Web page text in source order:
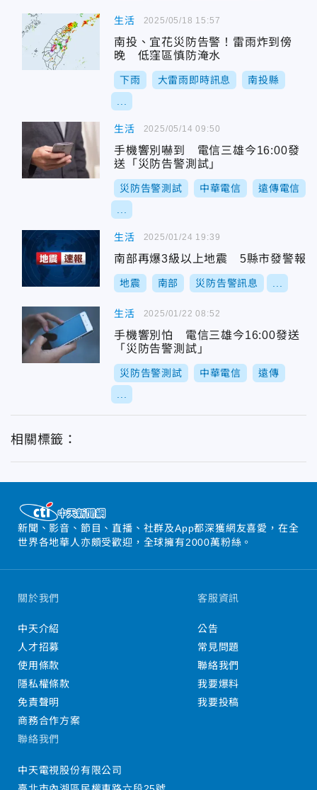
生活
南投、宜花災防告警！雷雨炸到傍
晚 低窪區慎防淹水
下雨 大雷雨即時訊息 南投縣
2025/05/18 15:57
生活
手機響別嚇到 電信三雄今16:00發
送「災防告警測試」
災防告警測試 中華電信 遠傳電信
2025/05/14 09:50
生活
南部再爆3級以上地震 5縣市發警報
地震 南部 災防告警訊息
2025/01/24 19:39
生活
手機響別怕 電信三雄今16:00發送
「災防告警測試」
災防告警測試 中華電信 遠傳
2025/01/22 08:52
相關標籤：
新聞、影音、節目、直播、社群及App都深獲網友喜愛，在全
世界各地華人亦頗受歡迎，全球擁有2000萬粉絲。
關於我們
中天介紹
人才招募
使用條款
隱私權條款
免責聲明
商務合作方案
客服資訊
公告
常見問題
聯絡我們
我要爆料
我要投稿
聯絡我們
中天電視股份有限公司